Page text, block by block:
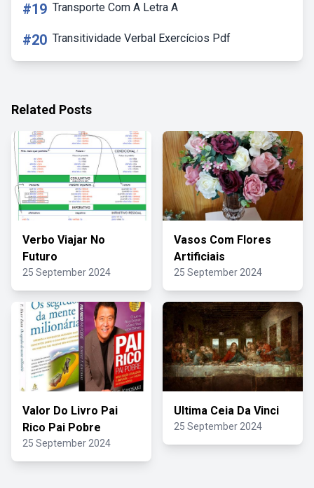
#19 Transporte Com A Letra A
#20 Transitividade Verbal Exercícios Pdf
Related Posts
Verbo Viajar No
Futuro
25 September 2024
Vasos Com Flores
Artificiais
25 September 2024
Valor Do Livro Pai
Rico Pai Pobre
25 September 2024
Ultima Ceia Da Vinci
25 September 2024